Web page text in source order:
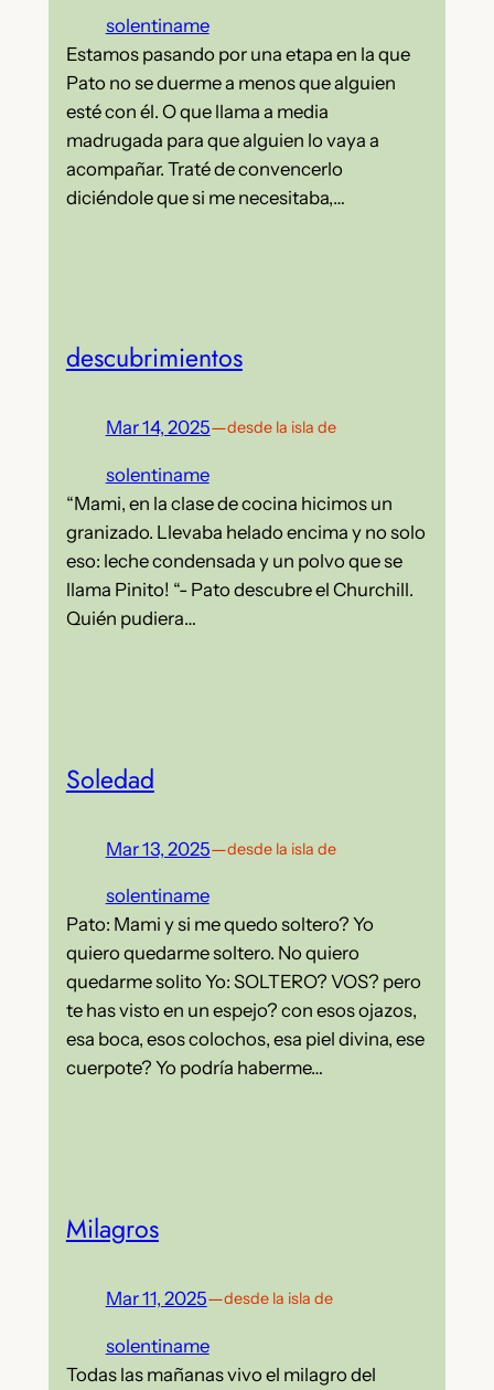
solentiname
Estamos pasando por una etapa en la que
Pato no se duerme a menos que alguien
esté con él. O que llama a media
madrugada para que alguien lo vaya a
acompañar. Traté de convencerlo
diciéndole que si me necesitaba,…
descubrimientos
Mar 14, 2025—desde la isla de
solentiname
“Mami, en la clase de cocina hicimos un
granizado. Llevaba helado encima y no solo
eso: leche condensada y un polvo que se
llama Pinito! “- Pato descubre el Churchill.
Quién pudiera…
Soledad
Mar 13, 2025—desde la isla de
solentiname
Pato: Mami y si me quedo soltero? Yo
quiero quedarme soltero. No quiero
quedarme solito Yo: SOLTERO? VOS? pero
te has visto en un espejo? con esos ojazos,
esa boca, esos colochos, esa piel divina, ese
cuerpote? Yo podría haberme…
Milagros
Mar 11, 2025—desde la isla de
solentiname
Todas las mañanas vivo el milagro del